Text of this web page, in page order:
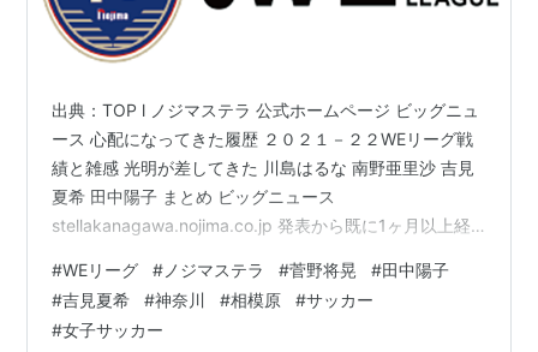
出典：TOP l ノジマステラ 公式ホームページ ビッグニュ
ース 心配になってきた履歴 ２０２１－２２WEリーグ戦
績と雑感 光明が差してきた 川島はるな 南野亜里沙 吉見
夏希 田中陽子 まとめ ビッグニュース
stellakanagawa.nojima.co.jp 発表から既に1ヶ月以上経
がありました。 内容は３月１日付けで代表取締役社長の
交代、ＷＥリーグ２０２１ー２２シーズン終了を以って
『北野誠』監督、『小澤宏一』スポーツディレクター契
#WEリーグ # ノジマステラ #菅野将晃 #田中陽子
#吉見夏希 #神奈川 #相模原 #サッカー
#女子サッカー